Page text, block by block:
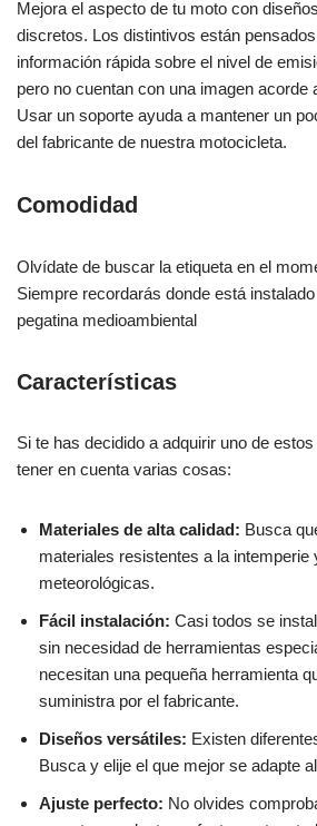
Mejora el aspecto de tu moto con
discretos. Los distintivos están
información rápida sobre el nivel de
pero no cuentan con una imagen acorde
Usar un soporte ayuda a mantener un
del fabricante de nuestra motocicleta.
Comodidad
Olvídate de buscar la etiqueta en el
Siempre recordarás donde está
pegatina medioambiental
Características
Si te has decidido a adquirir uno de
tener en cuenta varias cosas:
Materiales de alta calidad: Busca
materiales resistentes a la intemperie
meteorológicas.
Fácil instalación: Casi todos se
sin necesidad de herramientas
necesitan una pequeña herramienta
suministra por el fabricante.
Diseños versátiles: Existen
Busca y elije el que mejor se adapte
Ajuste perfecto: No olvides